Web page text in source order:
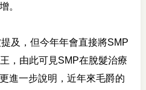
。
及，但今年年會直接將SMP
，由此可見SMP在脫髮治療
更進一步說明， 近年來毛爵的